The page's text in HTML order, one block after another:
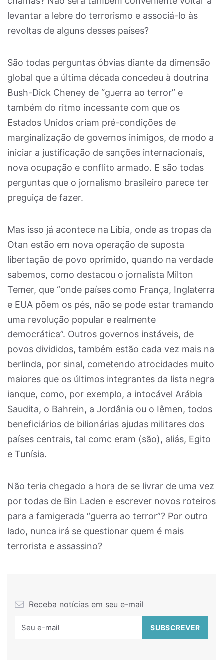
levantar a lebre do terrorismo e associá-lo às
revoltas de alguns desses países?
São todas perguntas óbvias diante da dimensão
global que a última década concedeu à doutrina
Bush-Dick Cheney de “guerra ao terror” e
também do ritmo incessante com que os
Estados Unidos criam pré-condições de
marginalização de governos inimigos, de modo a
iniciar a justificação de sanções internacionais,
nova ocupação e conflito armado. E são todas
perguntas que o jornalismo brasileiro parece ter
preguiça de fazer.
Mas isso já acontece na Líbia, onde as tropas da
Otan estão em nova operação de suposta
libertação de povo oprimido, quando na verdade
sabemos, como destacou o jornalista Milton
Temer, que “onde países como França, Inglaterra
e EUA põem os pés, não se pode estar tramando
uma revolução popular e realmente
democrática”. Outros governos instáveis, de
povos divididos, também estão cada vez mais na
berlinda, por sinal, cometendo atrocidades muito
maiores que os últimos integrantes da lista negra
ianque, como, por exemplo, a intocável Arábia
Saudita, o Bahrein, a Jordânia ou o Iêmen, todos
beneficiários de bilionárias ajudas militares dos
países centrais, tal como eram (são), aliás, Egito
e Tunísia.
Não teria chegado a hora de se livrar de uma vez
por todas de Bin Laden e escrever novos roteiros
para a famigerada “guerra ao terror”? Por outro
lado, nunca irá se questionar quem é mais
terrorista e assassino?
Receba notícias em seu e-mail